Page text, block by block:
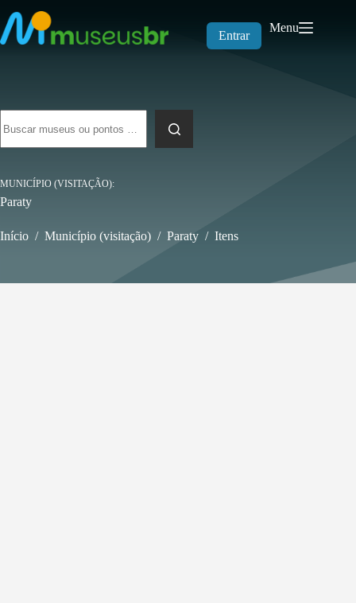
para
o
conteúdo
Entrar
Menu
resultados
MUNICÍPIO (VISITAÇÃO)
Paraty
Início / Município (visitação) / Paraty / Itens